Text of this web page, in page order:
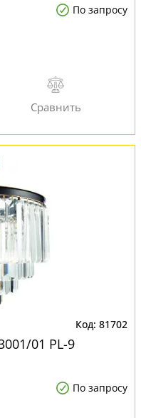
По запросу
81702
01 PL-9
По запросу